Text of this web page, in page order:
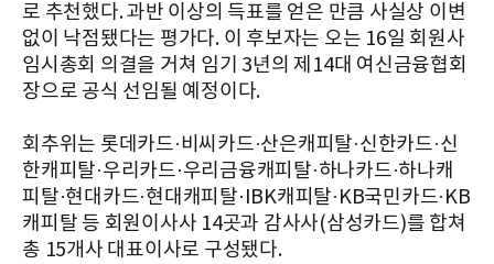
로 추천했다. 과반 이상의 득표를 얻은 만큼 사실상 이변
없이 낙점됐다는 평가다. 이 후보자는 오는 16일 회원사
임시총회 의결을 거쳐 임기 3년의 제14대 여신금융협회
장으로 공식 선임될 예정이다.
회추위는 롯데카드·비씨카드·산은캐피탈·신한카드·신
한캐피탈·우리카드·우리금융캐피탈·하나카드·하나캐
피탈·현대카드·현대캐피탈·IBK캐피탈·KB국민카드·KB
캐피탈 등 회원이사사 14곳과 감사사(삼성카드)를 합쳐
총 15개사 대표이사로 구성됐다.